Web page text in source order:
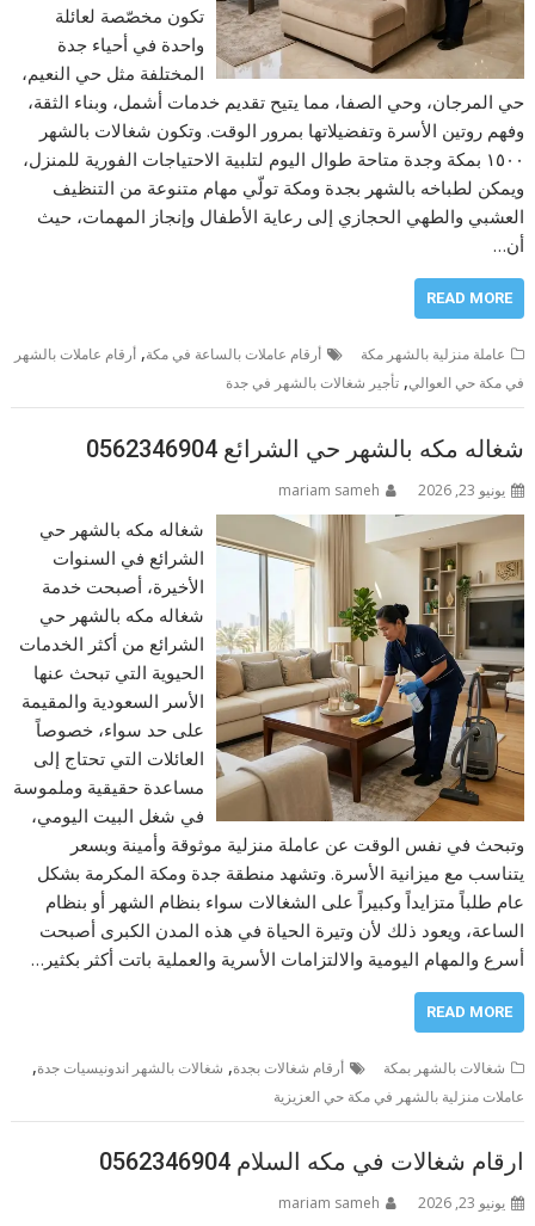
تكون مخصّصة لعائلة
واحدة في أحياء جدة
المختلفة مثل حي النعيم،
حي المرجان، وحي الصفا، مما يتيح تقديم خدمات أشمل، وبناء الثقة،
وفهم روتين الأسرة وتفضيلاتها بمرور الوقت. وتكون شغالات بالشهر
١٥٠٠ بمكة وجدة متاحة طوال اليوم لتلبية الاحتياجات الفورية للمنزل،
ويمكن لطباخه بالشهر بجدة ومكة تولّي مهام متنوعة من التنظيف
العشبي والطهي الحجازي إلى رعاية الأطفال وإنجاز المهمات، حيث
أن…
READ MORE
عاملة منزلية بالشهر مكة أرقام عاملات بالساعة في مكة,أرقام عاملات بالشهر
في مكة حي العوالي,تأجير شغالات بالشهر في جدة
شغاله مكه بالشهر حي الشرائع 0562346904
يونيو 23, 2026 mariam sameh
شغاله مكه بالشهر حي
الشرائع في السنوات
الأخيرة، أصبحت خدمة
شغاله مكه بالشهر حي
الشرائع من أكثر الخدمات
الحيوية التي تبحث عنها
الأسر السعودية والمقيمة
على حد سواء، خصوصاً
العائلات التي تحتاج إلى
مساعدة حقيقية وملموسة
في شغل البيت اليومي،
وتبحث في نفس الوقت عن عاملة منزلية موثوقة وأمينة وبسعر
يتناسب مع ميزانية الأسرة. وتشهد منطقة جدة ومكة المكرمة بشكل
عام طلباً متزايداً وكبيراً على الشغالات سواء بنظام الشهر أو بنظام
الساعة، ويعود ذلك لأن وتيرة الحياة في هذه المدن الكبرى أصبحت
أسرع والمهام اليومية والالتزامات الأسرية والعملية باتت أكثر بكثير…
READ MORE
شغالات بالشهر بمكة أرقام شغالات بجدة, شغالات بالشهر اندونيسيات جدة,
عاملات منزلية بالشهر في مكة حي العزيزية
ارقام شغالات في مكه السلام 0562346904
يونيو 23, 2026 mariam sameh